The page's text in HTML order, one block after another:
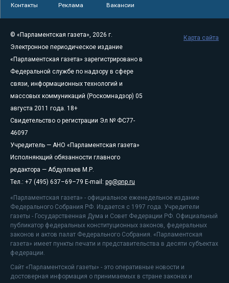
Контакты Реклама Вакансии
© «Парламентская газета», 2026 г.
Электронное периодическое издание
«Парламентская газета» зарегистрировано в
Федеральной службе по надзору в сфере
связи, информационных технологий и
массовых коммуникаций (Роскомнадзор) 05
августа 2011 года. 18+
Свидетельство о регистрации Эл № ФС77-
46097
Учредитель — АНО «Парламентская газета»
Исполняющий обязанности главного
редактора — Абдуллаев М.Р.
Тел.: +7 (495) 637–69–79 E-mail: pg@pnp.ru
«Парламентская газета» - официальное еженедельное издание
Федерального Собрания РФ. Издается с 1997 года. Учредители
газеты - Государственная Дума и Совет Федерации РФ. Официальный
публикатор федеральных конституционных законов, федеральных
законов и актов палат Федерального Собрания. «Парламентская
газета» имеет пункты печати и представительства в десяти субъектах
федерации.
Сайт «Парламентской газеты» - это оперативные новости и
достоверная информация о принимаемых в стране законах и
Карта сайта